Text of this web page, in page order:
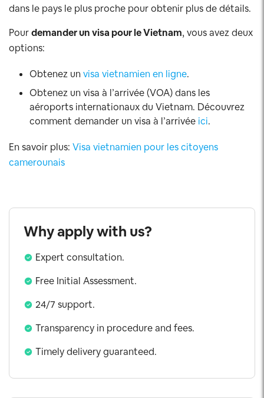
dans le pays le plus proche pour obtenir plus de détails.
Pourdemander un visa pour le Vietnam, vous avez deux
options:
Obtenez unvisa vietnamien en ligne.
Obtenez un visa à l’arrivée (VOA) dans les
aéroports internationaux du Vietnam. Découvrez
comment demander un visa à l’arrivée ici.
En savoir plus: Visa vietnamien pour les citoyens
camerounais
Why apply with us?
Expert consultation.
Free Initial Assessment.
24/7 support.
Transparency in procedure and fees.
Timely delivery guaranteed.